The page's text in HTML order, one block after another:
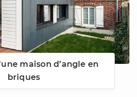
maison d’angle en
briques